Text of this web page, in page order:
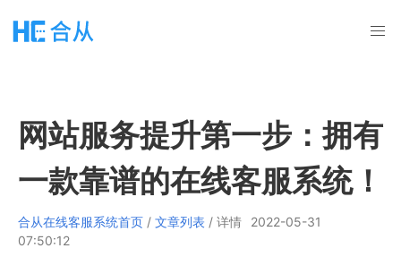
网站服务提升第一步：拥有
一款靠谱的在线客服系统！
合从在线客服系统首页 / 文章列表 / 详情
2022-05-31
07:50:12